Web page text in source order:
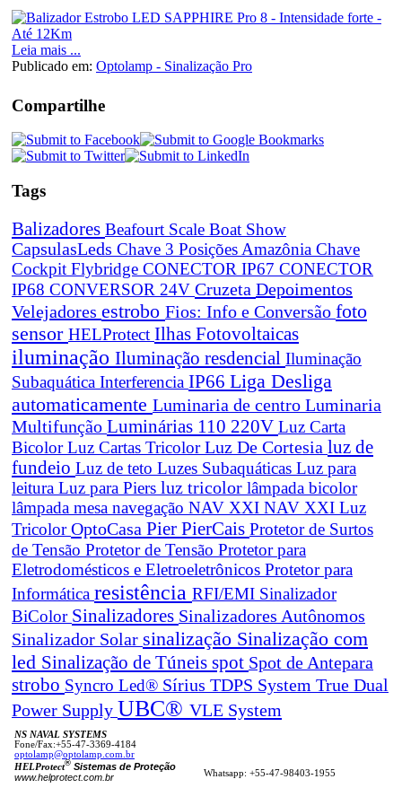
Leia mais ...
Publicado em: Optolamp - Sinalização Pro
Compartilhe
Tags
Balizadores Beafourt Scale Boat Show
CapsulasLeds Chave 3 Posições Amazônia Chave
Cockpit Flybridge CONECTOR IP67 CONECTOR
IP68 CONVERSOR 24V Cruzeta Depoimentos
Velejadores estrobo Fios: Info e Conversão foto
sensor HELProtect Ilhas Fotovoltaicas
iluminação Iluminação resdencial Iluminação
Subaquática Interferencia IP66 Liga Desliga
automaticamente Luminaria de centro Luminaria
Multifunção Luminárias 110 220V Luz Carta
BicolorLuz Cartas TricolorLuz De Cortesia luz de
fundeio Luz de teto Luzes Subaquáticas Luz para
leitura Luz para Piers luz tricolor lâmpada bicolor
lâmpada mesa navegação NAV XXI NAV XXI Luz
TricolorOptoCasa Pier PierCais Protetor de Surtos
de Tensão Protetor de Tensão Protetor para
Eletrodomésticos e Eletroeletrônicos Protetor para
Informática resistência RFI/EMI Sinalizador
BiColor Sinalizadores Sinalizadores Autônomos
Sinalizador Solar sinalização Sinalização com
led Sinalização de Túneis spot Spot de Antepara
strobo Syncro Led® Sírius TDPS System True Dual
Power Supply UBC® VLE System
NS NAVAL SYSTEMS
Fone/Fax:+55-47-3369-4184
optolamp@optolamp.com.br
HELProtect® Sistemas de Proteção
www.helprotect.com.br
Whatsapp: +55-47-98403-1955